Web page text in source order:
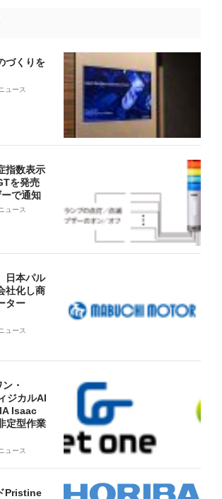
づくりを
ュース
指数表示
を発売
で通知
ュース
日本パル
社化し商
ター
ュース
・
ジカルAI
Isaac
定型作業
ュース
Pristine